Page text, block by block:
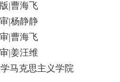
|曹海飞
|杨静静
|曹海飞
|姜汪维
马克思主义学院